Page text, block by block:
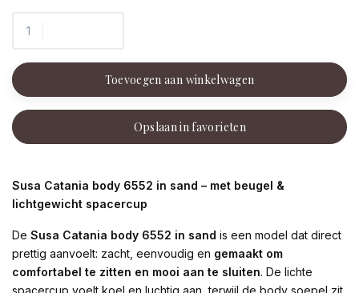
Toevoegen aan winkelwagen
Opslaan in favorieten
Susa Catania body 6552 in sand – met beugel &
lichtgewicht spacercup
De Susa Catania body 6552 in sand is een model dat direct
prettig aanvoelt: zacht, eenvoudig en gemaakt om
comfortabel te zitten en mooi aan te sluiten. De lichte